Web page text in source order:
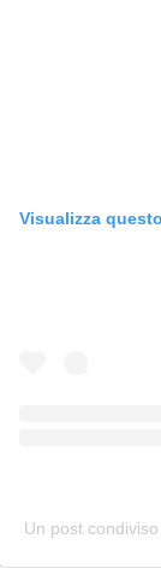
Visualizza
Un post